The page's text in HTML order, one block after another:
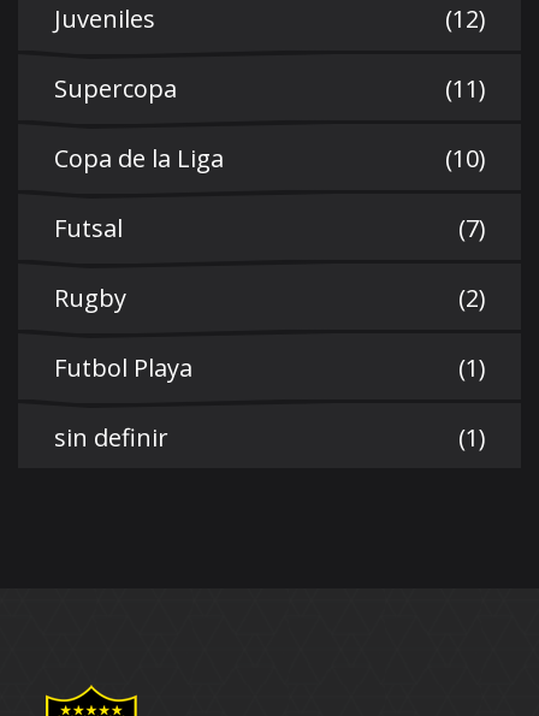
Juveniles (12)
Supercopa (11)
Copa de la Liga (10)
Futsal (7)
Rugby (2)
Futbol Playa (1)
sin definir (1)